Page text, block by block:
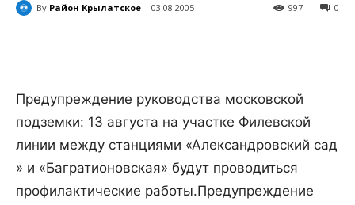
By Район Крылатское 03.08.2005 0
997
Предупреждение руководства московской
подземки: 13 августа на участке Филевской
линии между станциями «Александровский сад
» и «Багратионовская» будут проводиться
профилактические работы.Предупреждение